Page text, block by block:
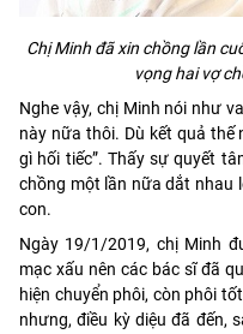
Chị Minh đã xin chồng lần
vọng hai vợ
Nghe vậy, chị Minh nói như
này nữa thôi. Dù kết quả thế
gì hối tiếc”. Thấy sự quyết
chồng một lần nữa dắt nhau
con.
Ngày 19/1/2019, chị Minh
mạc xấu nên các bác sĩ đã
hiện chuyển phôi, còn phôi
nhưng, điều kỳ diệu đã đến,